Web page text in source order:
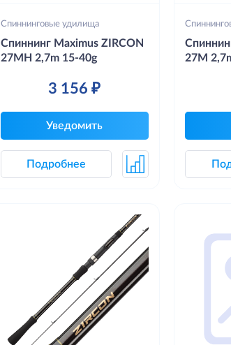
Спиннинговые удилища
Спиннинг Maximus ZIRCON
27MH 2,7m 15-40g
3 156 ₽
Уведомить
Подробнее
27M